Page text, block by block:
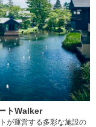
トWalker
が運営する多彩な施設の